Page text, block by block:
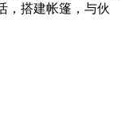
，搭建帐篷，与伙